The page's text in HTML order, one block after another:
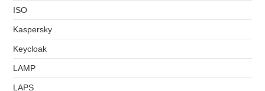
ISO
Kaspersky
Keycloak
LAMP
LAPS